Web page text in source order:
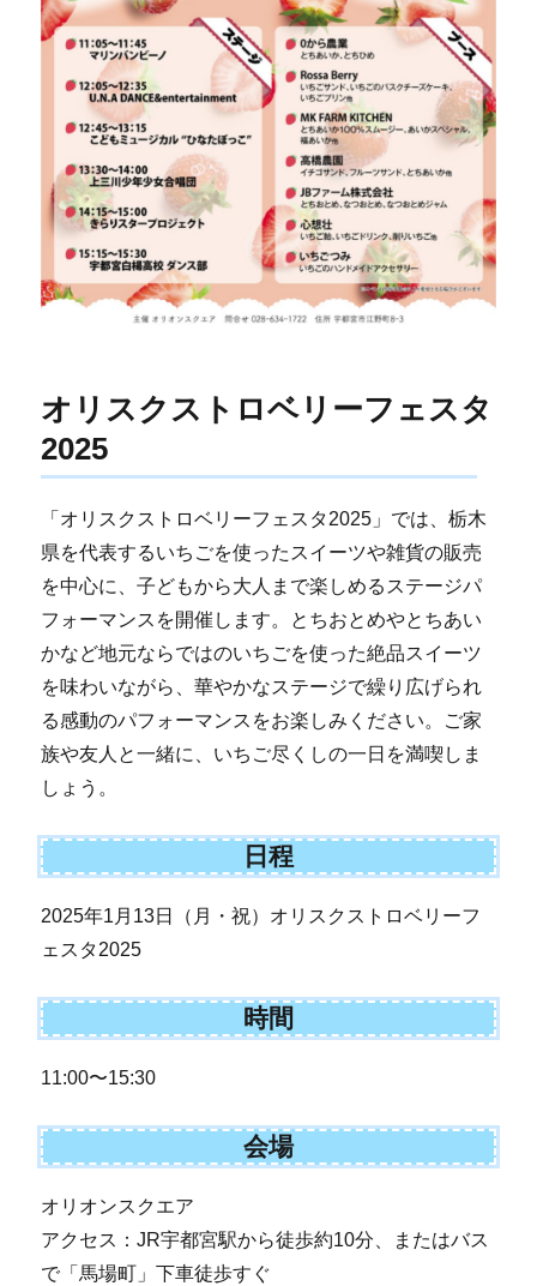
オリスクストロベリーフェスタ
2025
「オリスクストロベリーフェスタ2025」では、栃木
県を代表するいちごを使ったスイーツや雑貨の販売
を中心に、子どもから大人まで楽しめるステージパ
フォーマンスを開催します。とちおとめやとちあい
かなど地元ならではのいちごを使った絶品スイーツ
を味わいながら、華やかなステージで繰り広げられ
る感動のパフォーマンスをお楽しみください。ご家
族や友人と一緒に、いちご尽くしの一日を満喫しま
しょう。
日程
2025年1月13日（月・祝）オリスクストロベリーフ
ェスタ2025
時間
11:00〜15:30
会場
オリオンスクエア
アクセス：JR宇都宮駅から徒歩約10分、またはバス
で「馬場町」下車徒歩すぐ